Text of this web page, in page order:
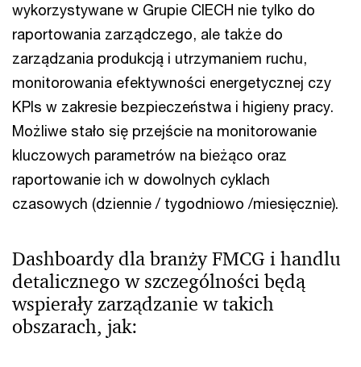
wykorzystywane w Grupie CIECH nie tylko do
raportowania zarządczego, ale także do
zarządzania produkcją i utrzymaniem ruchu,
monitorowania efektywności energetycznej czy
KPIs w zakresie bezpieczeństwa i higieny pracy.
Możliwe stało się przejście na monitorowanie
kluczowych parametrów na bieżąco oraz
raportowanie ich w dowolnych cyklach
czasowych (dziennie / tygodniowo /miesięcznie).
Dashboardy dla branży FMCG i handlu
detalicznego w szczególności będą
wspierały zarządzanie w takich
obszarach, jak: